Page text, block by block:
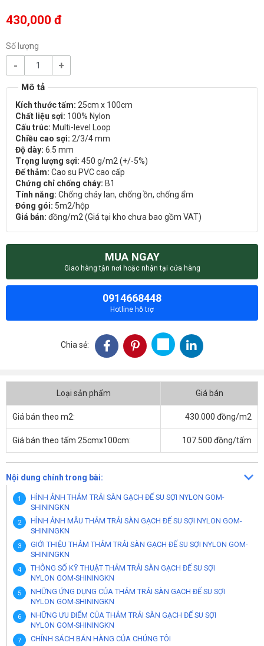
430,000 đ
Số lượng
- +
Kích thước tấm: 25cm x 100cm
Chất liệu sợi: 100% Nylon
Cấu trúc: Multi-level Loop
Chiều cao sợi: 2/3/4 mm
Độ dày: 6.5 mm
Trọng lượng sợi: 450 g/m2 (+/-5%)
Đế thảm: Cao su PVC cao cấp
Chứng chỉ chống cháy: B1
Tính năng: Chống cháy lan, chống ồn, chống ẩm
Đóng gói: 5m2/hộp
Giá bán: đồng/m2 (Giá tại kho chưa bao gồm VAT)
MUA NGAY
Giao hàng tận nơi hoặc nhận tại cửa hàng
0914668448
Hotline hỗ trợ
Chia sẻ:
Loại sản phẩm Giá bán
Giá bán theo m2: 430.000 đồng/m2
Giá bán theo tấm 25cmx100cm: 107.500 đồng/tấm
Nội dung chính trong bài:
HÌNH ẢNH THẢM TRẢI SÀN GẠCH ĐẾ SU SỢI NYLON GOM-
SHININGKN
HÌNH ẢNH MẪU THẢM TRẢI SÀN GẠCH ĐẾ SU SỢI NYLON GOM-
SHININGKN
GIỚI THIỆU THẢM THẢM TRẢI SÀN GẠCH ĐẾ SU SỢI NYLON GOM-
SHININGKN
THÔNG SỐ KỸ THUẬT THẢM TRẢI SÀN GẠCH ĐẾ SU SỢI
NYLON GOM-SHININGKN
NHỮNG ỨNG DỤNG CỦA THẢM TRẢI SÀN GẠCH ĐẾ SU SỢI
NYLON GOM-SHININGKN
NHỮNG ƯU ĐIỂM CỦA THẢM TRẢI SÀN GẠCH ĐẾ SU SỢI
NYLON GOM-SHININGKN
CHÍNH SÁCH BÁN HÀNG CỦA CHÚNG TÔI